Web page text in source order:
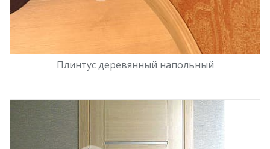
Плинтус деревянный напольный